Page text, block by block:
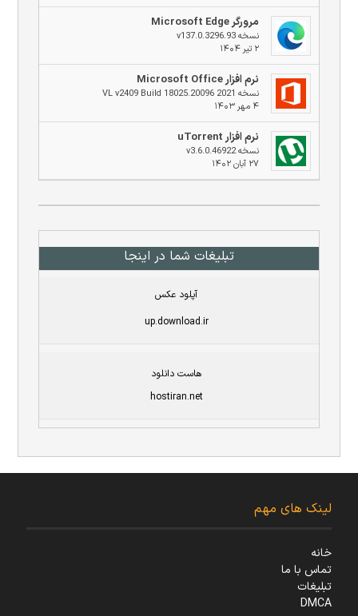
مرورگر Microsoft Edge
نسخه v137.0.3296.93
۲ تیر ۱۴۰۴
نرم افزار Microsoft Office
نسخه 2021 VL v2409 Build 18025.20096
۴ مهر ۱۴۰۳
نرم افزار uTorrent
نسخه v3.6.0.46922
۲۷ آبان ۱۴۰۲
تبلیغات شما در اینجا
آپلود عکس
up.download.ir
هاست دانلود
hostiran.net
لینک های مهم
خانه
تماس با ما
تبلیغات
DMCA